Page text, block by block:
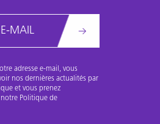
adresse e-mail, vous
nos dernières actualités par
et vous prenez
Politique de